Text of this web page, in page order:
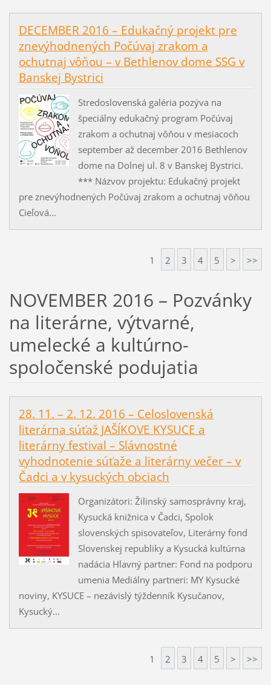
DECEMBER 2016 – Edukačný projekt pre
znevýhodnených Počúvaj zrakom a
ochutnaj vôňou – v Bethlenov dome SSG v
Banskej Bystrici
Stredoslovenská galéria pozýva na
špeciálny edukačný program Počúvaj
zrakom a ochutnaj vôňou v mesiacoch
september až december 2016 Bethlenov
dome na Dolnej ul. 8 v Banskej Bystrici.
*** Názvov projektu: Edukačný projekt
pre znevýhodnených Počúvaj zrakom a ochutnaj vôňou
Cieľová...
1 2 3 4 5 > >>
NOVEMBER 2016 – Pozvánky
na literárne, výtvarné,
umelecké a kultúrno-
spoločenské podujatia
28. 11. – 2. 12. 2016 – Celoslovenská
literárna súťaž JAŠÍKOVE KYSUCE a
literárny festival – Slávnostné
vyhodnotenie súťaže a literárny večer – v
Čadci a v kysuckých obciach
Organizátori: Žilinský samosprávny kraj,
Kysucká knižnica v Čadci, Spolok
slovenských spisovateľov, Literárny fond
Slovenskej republiky a Kysucká kultúrna
nadácia Hlavný partner: Fond na podporu
umenia Mediálny partneri: MY Kysucké
noviny, KYSUCE – nezávislý týždenník Kysučanov,
Kysucký...
1 2 3 4 5 > >>